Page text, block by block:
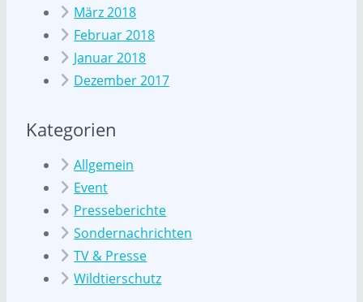
März 2018
Februar 2018
Januar 2018
Dezember 2017
Kategorien
Allgemein
Event
Presseberichte
Sondernachrichten
TV & Presse
Wildtierschutz